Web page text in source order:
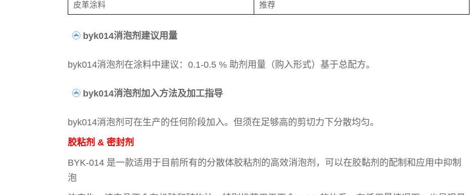
皮革涂料 推荐
byk014消泡剂建议用量
byk014消泡剂在涂料中建议：0.1-0.5 % 助剂用量（购入形式）基于总配方。
byk014消泡剂加入方法及加工指导
byk014消泡剂可在生产的任何阶段加入。但须在足够高的剪切力下分散均匀。
胶粘剂 & 密封剂
BYK-014 是一款适用于目前所有的分散体胶粘剂的高效消泡剂，可以在胶黏剂的配制和应用中抑制
泡